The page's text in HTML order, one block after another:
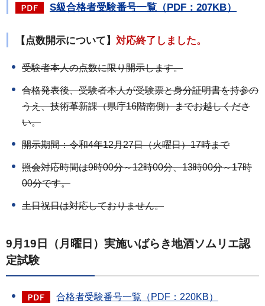
S級合格者受験番号一覧（PDF：207KB）
【点数開示について】 対応終了しました。
受験者本人の点数に限り開示します。
合格発表後、受験者本人が受験票と身分証明書を持参の
うえ、技術革新課（県庁16階南側）までお越しくださ
い。
開示期間：令和4年12月27日（火曜日）17時まで
照会対応時間は9時00分～12時00分、13時00分～17時
00分です。
土日祝日は対応しておりません。
9月19日（月曜日）実施いばらき地酒ソムリエ認
定試験
合格者受験番号一覧（PDF：220KB）